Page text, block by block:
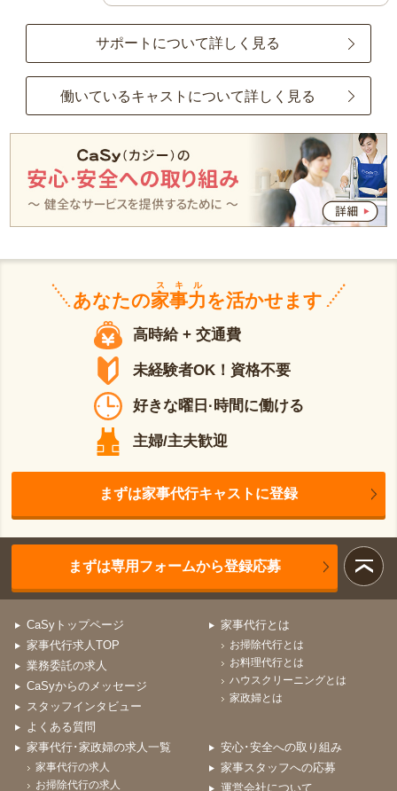
サポートについて詳しく見る
働いているキャストについて詳しく見る
あなたの家事力
スキル
を活かせます
高時給 + 交通費
未経験者OK！資格不要
好きな曜日·時間に働ける
主婦/主夫歓迎
まずは家事代行キャストに登録
まずは専用フォームから登録応募
CaSyトップページ
家事代行求人TOP
業務委託の求人
CaSyからのメッセージ
スタッフインタビュー
よくある質問
家事代行とは
お掃除代行とは
お料理代行とは
ハウスクリーニングとは
家政婦とは
家事代行･家政婦の求人一覧
家事代行の求人
お掃除代行の求人
安心･安全への取り組み
家事スタッフへの応募
運営会社について